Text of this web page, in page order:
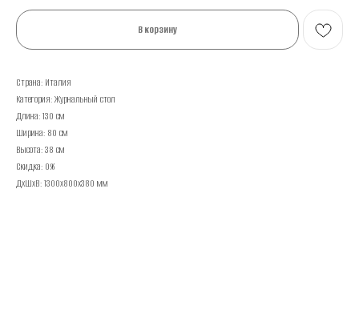
В корзину
Страна: Италия
Категория: Журнальный стол
Длина: 130 см
Ширина: 80 см
Высота: 38 см
Скидка: 0%
ДxШxВ: 1300x800x380 мм